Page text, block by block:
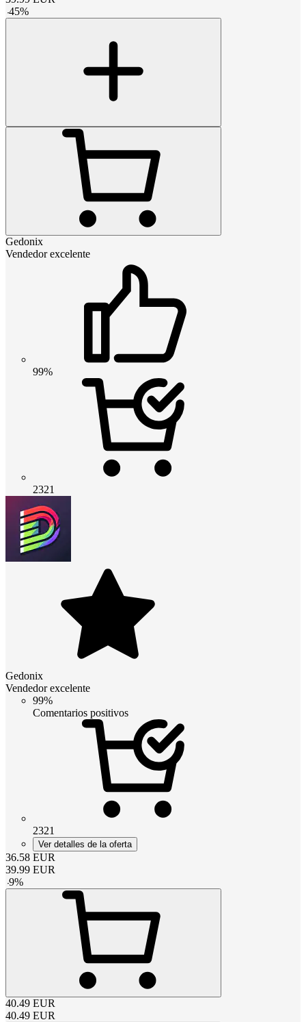
-45%
Gedonix
Vendedor excelente
99%
2321
Gedonix
Vendedor excelente
99%
Comentarios positivos
2321
Ver detalles de la oferta
36.58 EUR
39.99 EUR
-9%
40.49 EUR
40.49 EUR